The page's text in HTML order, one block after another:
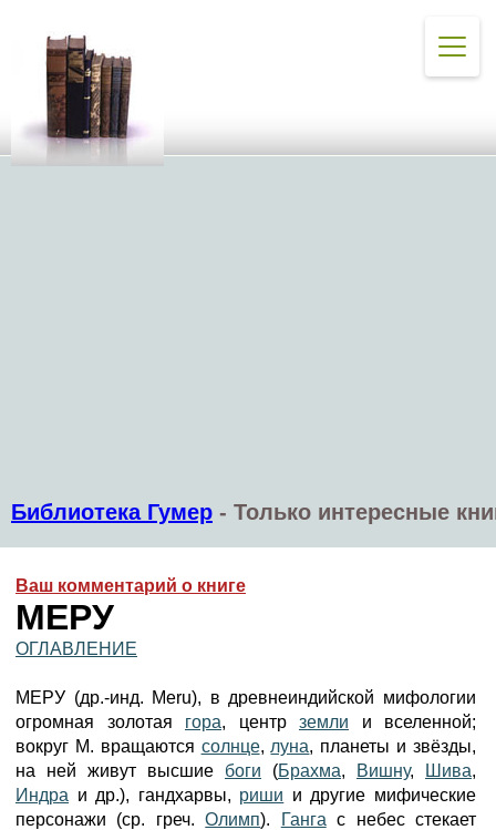
Библиотека Гумер - Только интересные
Ваш комментарий о книге
МЕРУ
ОГЛАВЛЕНИЕ
МЕРУ (др.-инд. Meru), в древнеиндийской мифологии
огромная золотая гора, центр земли и вселенной;
вокруг М. вращаются солнце, луна, планеты и звёзды,
на ней живут высшие боги (Брахма, Вишну, Шива,
Индра и др.), гандхарвы, риши и другие мифические
персонажи (ср. греч.Олимп). Ганга с небес стекает